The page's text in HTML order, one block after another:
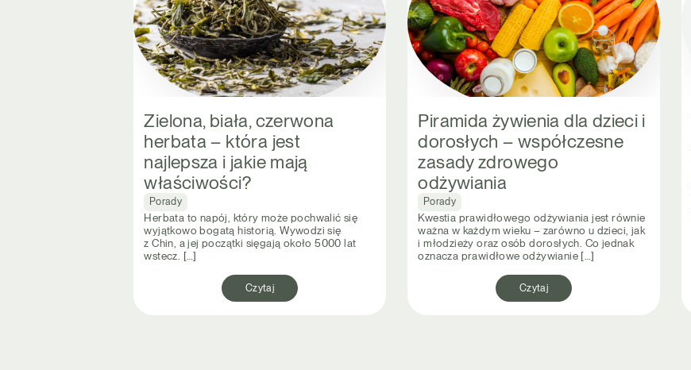
Zielona, biała, czerwona
herbata – która jest
najlepsza i jakie mają
właściwości?
Porady
Herbata to napój, który może pochwalić się
wyjątkowo bogatą historią. Wywodzi się
z Chin, a jej początki sięgają około 5000 lat
wstecz. […]
Czytaj
Piramida żywienia dla dzieci i
dorosłych – współczesne
zasady zdrowego
odżywiania
Porady
Kwestia prawidłowego odżywiania jest równie
ważna w każdym wieku – zarówno u dzieci, jak
i młodzieży oraz osób dorosłych. Co jednak
oznacza prawidłowe odżywianie […]
Czytaj